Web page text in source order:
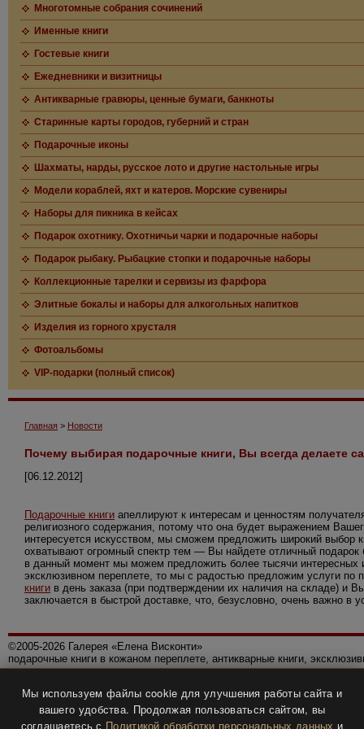
Многотомные собрания сочинений
Именные книги
Гостевые книги
Ежедневники и визитницы
Антикварные гравюры, ценные бумаги, банкноты
Старинные карты городов, губерний и стран
Подарочные иконы
Шахматы, нарды, русское лото и другие настольные игры
Модели кораблей, яхт и катеров. Морские сувениры
Наборы для пикника в кейсах
Подарок охотнику. Охотничьи чарки и подарочные наборы
Подарок рыбаку. Рыбацкие стопки и подарочные наборы
Коллекционные тарелки и сервизы из фарфора
Элитные бокалы и наборы для алкогольных напитков
Изделия из горного хрусталя
Фотоальбомы
VIP-подарки (полный список)
Главная > Новости
Почему выбирая подарочные книги, Вы всегда делаете
[06.12.2012]
Подарочные книги апеллируют к интересам и ценностям
религиозного содержания, потому что она будет выражением
интересуется искусством, мы сможем предложить широкий выбор
охватывают огромный спектр тем — Вы найдете отличный подарок
в данный момент мы можем предложить более тысячи интересных
эксклюзивном переплете, то мы с радостью предложим услуги
книги в день заказа (при подтверждении их наличия на складе) и
заключается в быстрой доставке, что, безусловно, очень важно в
©2005-2026 Галерея «Елена Висконти»
подарочные книги в кожаном переплете, антикварные книги,
Политика конфиденциальности
Все права защищены.
Мы используем файлы cookie для улучшения работы сайта и
вашего удобства. Продолжая пользоваться сайтом, вы
соглашаетесь с Политикой обработки персональных данных и